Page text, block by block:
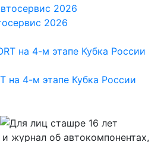
2026
на 4-м этапе Кубка России
журнал об автокомпонентах,